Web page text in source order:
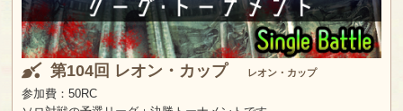
第104回 レオン・カップ レオン・カップ
参加費：50RC